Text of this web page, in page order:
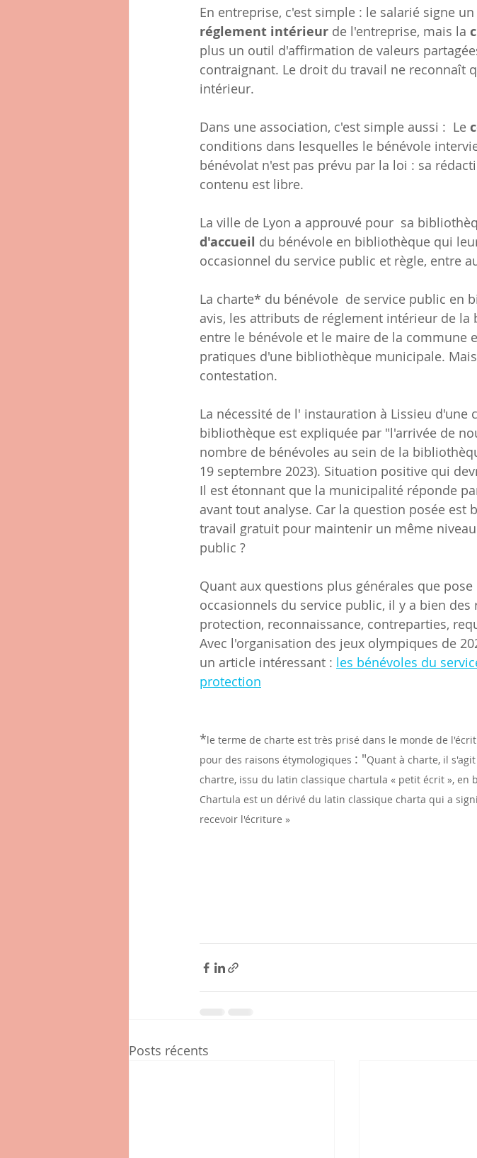
En entreprise, c'est simple : le salarié signe un
réglement intérieur de l'entreprise, mais la
plus un outil d'affirmation de valeurs
contraignant. Le droit du travail ne reconnaît
intérieur.
Dans une association, c'est simple aussi :  Le
conditions dans lesquelles le bénévole
bénévolat n'est pas prévu par la loi : sa
contenu est libre.
La ville de Lyon a approuvé pour  sa
d'accueil du bénévole en bibliothèque qui
occasionnel du service public et règle, entre
La charte* du bénévole  de service public en
avis, les attributs de réglement intérieur de
entre le bénévole et le maire de la commune
pratiques d'une bibliothèque municipale.
contestation.
La nécessité de l' instauration à Lissieu
bibliothèque est expliquée par "l'arrivée de
nombre de bénévoles au sein de la
19 septembre 2023). Situation positive qui
Il est étonnant que la municipalité réponde
avant tout analyse. Car la question posée
travail gratuit pour maintenir un même
public ?
Quant aux questions plus générales que
occasionnels du service public, il y a bien
protection, reconnaissance, contreparties,
Avec l'organisation des jeux olympiques de
un article intéressant : les bénévoles du
protection
*le terme de charte est très prisé dans le monde de
pour des raisons étymologiques : "Quant à charte, il
chartre, issu du latin classique chartula « petit écrit », en
Chartula est un dérivé du latin classique charta qui a
recevoir l'écriture »
Posts récents